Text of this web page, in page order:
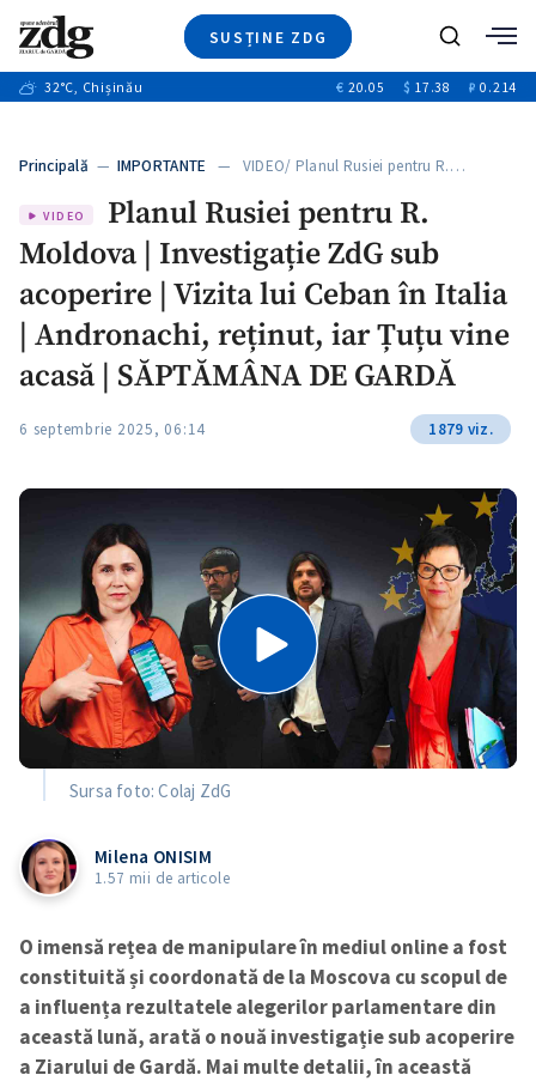
SUSȚINE ZDG
Ştiri
+11
Video
Special
Blog
ZdGust
Caută
32°C, Chișinău € 20.05 $ 17.38 ₽ 0.214
Principală — IMPORTANTE — VIDEO/ Planul Rusiei pentru R.…
VIDEO
Planul Rusiei pentru R.
Moldova | Investigație ZdG sub
acoperire | Vizita lui Ceban în Italia
| Andronachi, reținut, iar Țuțu vine
acasă | SĂPTĂMÂNA DE GARDĂ
6 septembrie 2025, 06:14 1879 viz.
Sursa foto: Colaj ZdG
Milena ONISIM
1.57 mii de articole
O imensă rețea de manipulare în mediul online a fost
constituită și coordonată de la Moscova cu scopul de
a influența rezultatele alegerilor parlamentare din
această lună, arată o nouă investigație sub acoperire
a Ziarului de Gardă. Mai multe detalii, în această